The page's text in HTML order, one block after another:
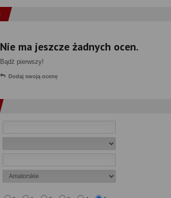
Nie ma jeszcze żadnych ocen.
Bądź pierwszy!
Dodaj swoją ocenę